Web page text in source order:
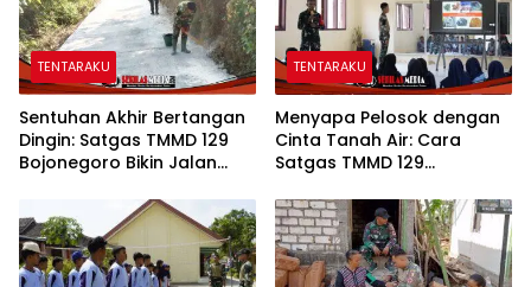
TENTARAKU
Sentuhan Akhir Bertangan
Dingin: Satgas TMMD 129
Bojonegoro Bikin Jalan
TENTARAKU
Menyapa Pelosok dengan
Cinta Tanah Air: Cara
Satgas TMMD 129
Pemimpin Masa Depan